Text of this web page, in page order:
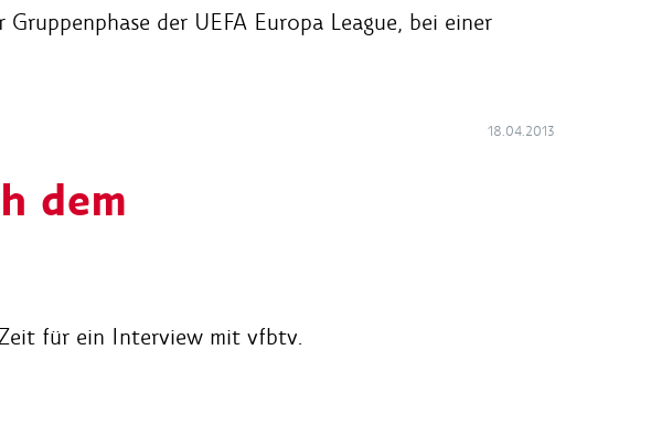
der UEFA Europa League, bei einer
18.04.2013
dem
für ein Interview mit vfbtv.